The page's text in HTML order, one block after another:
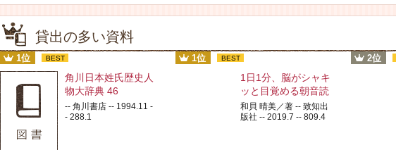
貸出の多い資料
1位 BEST
角川日本姓氏歴史人
物大辞典 46
-- 角川書店 -- 1994.11 -
- 288.1
1位 BEST
1日1分、脳がシャキ
ッと目覚める朝音読
和貝 晴美／著 -- 致知出
版社 -- 2019.7 -- 809.4
2位